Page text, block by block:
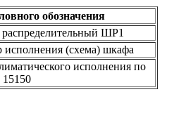
обозначения
ШР1
исполнения (схема) шкафа
исполнения по